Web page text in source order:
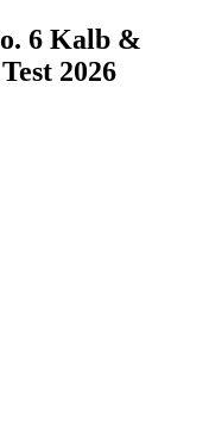
6 Kalb &
2026